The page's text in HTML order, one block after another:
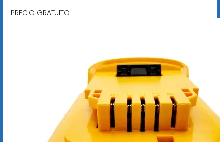
PRECIO GRATUITO